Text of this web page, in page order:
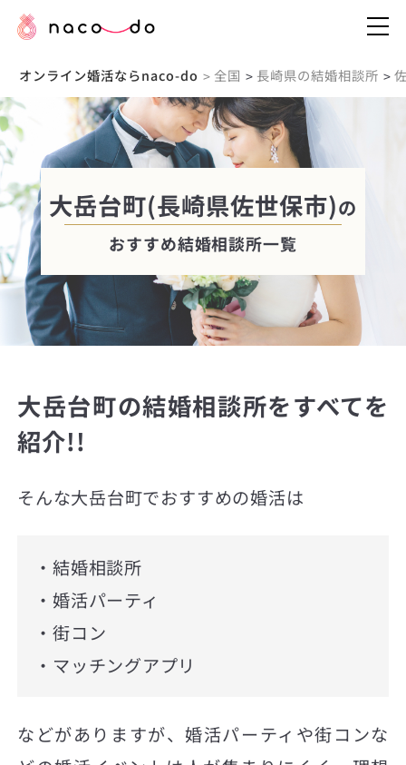
オンライン婚活ならnaco-do > 全国 > 長崎県の結婚相談所 >
大岳台町(長崎県佐世保市)の
おすすめ結婚相談所一覧
大岳台町の結婚相談所をすべてを
紹介!!
そんな大岳台町でおすすめの婚活は
・結婚相談所
・婚活パーティ
・街コン
・マッチングアプリ
などがありますが、婚活パーティや街コンな